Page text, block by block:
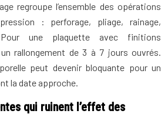
regroupe l’ensemble des opérations
: perforage, pliage, rainage,
Pour une plaquette avec finitions
rallongement de 3 à 7 jours ouvrés.
peut devenir bloquante pour un
la date approche.
qui ruinent l’effet des